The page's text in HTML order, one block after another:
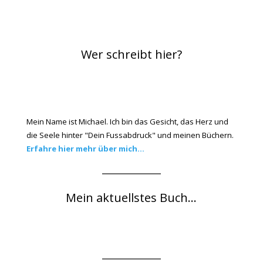
Wer schreibt hier?
Mein Name ist Michael. Ich bin das Gesicht, das Herz und
die Seele hinter "Dein Fussabdruck" und meinen Büchern.
Erfahre hier mehr über mich...
Mein aktuellstes Buch...